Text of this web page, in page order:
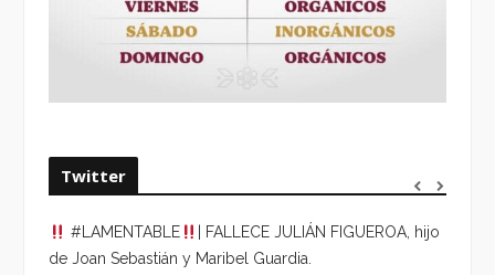
Twitter
#LAMENTABLE
| FALLECE JULIÁN FIGUEROA, hijo
de Joan Sebastián y Maribel Guardia.